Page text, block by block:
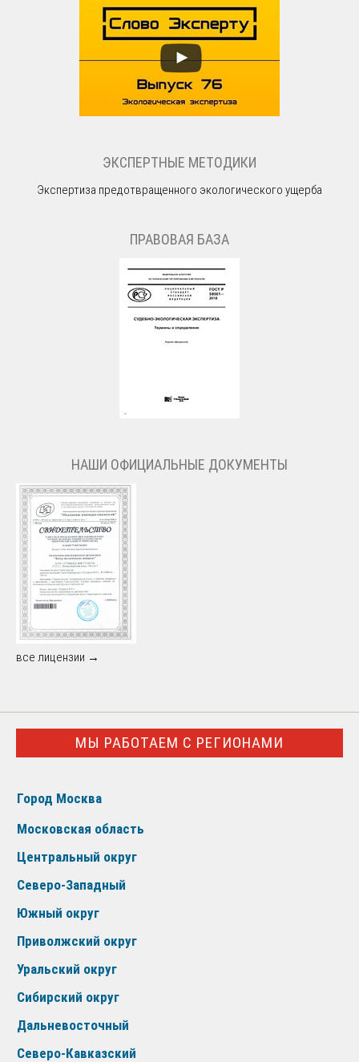
ЭКСПЕРТНЫЕ МЕТОДИКИ
Экспертиза предотвращенного экологического ущерба
ПРАВОВАЯ БАЗА
НАШИ ОФИЦИАЛЬНЫЕ ДОКУМЕНТЫ
все лицензии →
МЫ РАБОТАЕМ С РЕГИОНАМИ
Город Москва
Московская область
Центральный округ
Северо-Западный
Южный округ
Приволжский округ
Уральский округ
Сибирский округ
Дальневосточный
Северо-Кавказский